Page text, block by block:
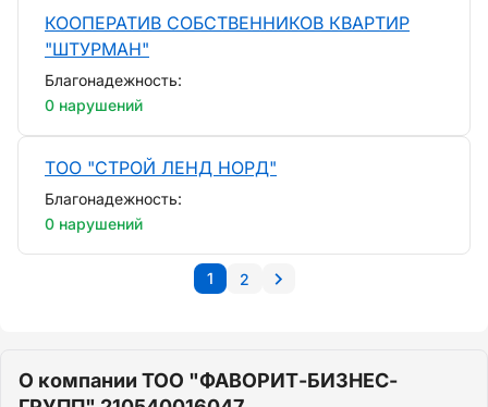
КООПЕРАТИВ СОБСТВЕННИКОВ КВАРТИР
"ШТУРМАН"
Благонадежность:
0 нарушений
ТОО "СТРОЙ ЛЕНД НОРД"
Благонадежность:
0 нарушений
1 2
О компании ТОО "ФАВОРИТ-БИЗНЕС-